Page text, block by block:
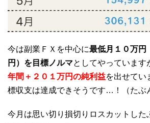
今は副業ＦＸを中心に最低月１０万円
円）を目標ノルマとしてやっています
年間＋２０１万円の純利益を出せてい
標収支は達成できそうです…！（たぶ
今月は思い切り損切りロスカットした